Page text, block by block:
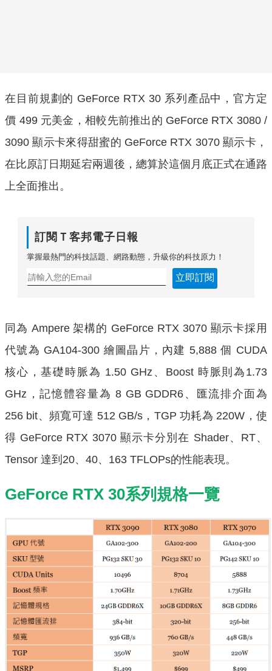
在目前規劃的 GeForce RTX 30 系列產品中，官方定
價 499 元美金，相較先前推出的 GeForce RTX 3080 /
3090 顯示卡來得甜蜜的 GeForce RTX 3070 顯示卡，
在比原訂日期延宕兩週後，總算於這個月底正式在通路
上全面推出。
訂閱Ｔ客邦電子日報
掌握最熱門的科技話題、網路動態，升級你的科技原力！
立即訂閱
同為 Ampere 架構的 GeForce RTX 3070 顯示卡採用
代號為 GA104-300 繪圖晶片，內建 5,888 個 CUDA
核心，基礎時脈為 1.50 GHz、Boost 時脈則為1.73
GHz，記憶體容量為 8 GB GDDR6、匯流排介面為
256 bit、頻寬可達 512 GB/s，TGP 功耗為 220W，使
得 GeForce RTX 3070 顯示卡分別在 Shader、RT、
Tensor 達到20、40、163 TFLOPs的性能表現。
GeForce RTX 30系列規格一覽